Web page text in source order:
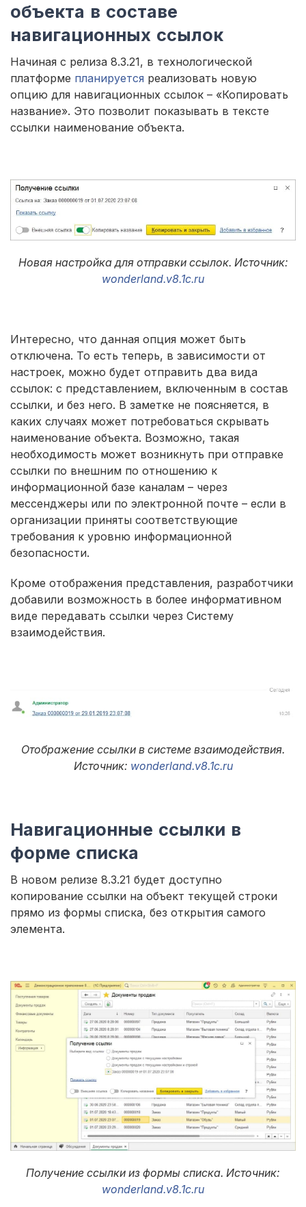
объекта в составе
навигационных ссылок
Начиная с релиза 8.3.21, в технологической
платформе планируется реализовать новую
опцию для навигационных ссылок – «Копировать
название». Это позволит показывать в тексте
ссылки наименование объекта.
Новая настройка для отправки ссылок. Источник:
wonderland.v8.1c.ru
Интересно, что данная опция может быть
отключена. То есть теперь, в зависимости от
настроек, можно будет отправить два вида
ссылок: с представлением, включенным в состав
ссылки, и без него. В заметке не поясняется, в
каких случаях может потребоваться скрывать
наименование объекта. Возможно, такая
необходимость может возникнуть при отправке
ссылки по внешним по отношению к
информационной базе каналам – через
мессенджеры или по электронной почте – если в
организации приняты соответствующие
требования к уровню информационной
безопасности.
Кроме отображения представления, разработчики
добавили возможность в более информативном
виде передавать ссылки через Систему
взаимодействия.
Отображение ссылки в системе взаимодействия.
Источник: wonderland.v8.1c.ru
Навигационные ссылки в
форме списка
В новом релизе 8.3.21 будет доступно
копирование ссылки на объект текущей строки
прямо из формы списка, без открытия самого
элемента.
Получение ссылки из формы списка. Источник:
wonderland.v8.1c.ru